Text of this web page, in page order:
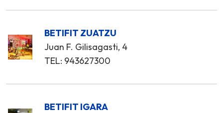
BETIFIT ZUATZU
Juan F. Gilisagasti, 4
TEL: 943627300
BETIFIT IGARA